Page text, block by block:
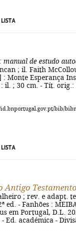
: manual de estudo
; il. Faith
Monte Esperança
il. ; 30 cm. - Tít.
bib/
Antigo Testamento
; rev. e adapt.
ed. - Fanhões :
em Portugal, D.L.
Ed. académica -